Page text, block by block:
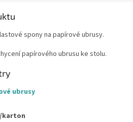
spony na papírové ubrusy.
papírového ubrusu ke stolu.
ubrusy
karton